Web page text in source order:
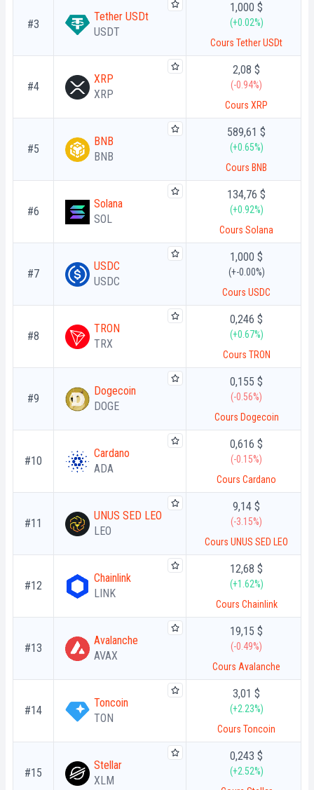
#3
Tether USDt
USDT
1,000 $
(+0.02%)
Cours Tether USDt
#4
XRP
XRP
2,08 $
(-0.94%)
Cours XRP
#5
BNB
BNB
589,61 $
(+0.65%)
Cours BNB
#6
Solana
SOL
134,76 $
(+0.92%)
Cours Solana
#7
USDC
USDC
1,000 $
(+-0.00%)
Cours USDC
#8
TRON
TRX
0,246 $
(+0.67%)
Cours TRON
#9
Dogecoin
DOGE
0,155 $
(-0.56%)
Cours Dogecoin
#10
Cardano
ADA
0,616 $
(-0.15%)
Cours Cardano
#11
UNUS SED LEO
LEO
9,14 $
(-3.15%)
Cours UNUS SED LEO
#12
Chainlink
LINK
12,68 $
(+1.62%)
Cours Chainlink
#13
Avalanche
AVAX
19,15 $
(-0.49%)
Cours Avalanche
#14
Toncoin
TON
3,01 $
(+2.23%)
Cours Toncoin
#15
Stellar
XLM
0,243 $
(+2.52%)